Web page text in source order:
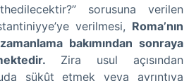
sorusuna verilen
verilmesi, Roma’nın
bakımından sonraya
Zira usul açısından
sükût etmek veya ayrıntıya